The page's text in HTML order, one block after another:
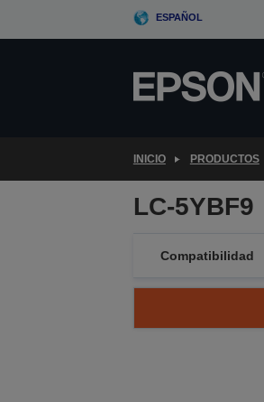
ESPAÑOL
INICIO PRODUCTOS
LC-5YBF9
Compatibilidad